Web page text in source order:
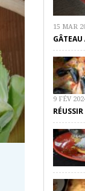
15 MAR
GÂTEAU
9 FÉV